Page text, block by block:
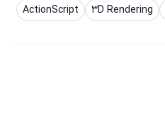
3D Rendering
ActionScript